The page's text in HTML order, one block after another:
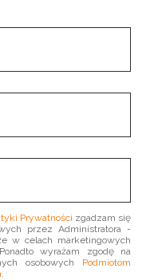
Prywatności zgadzam się
przez Administratora -
w celach marketingowych
wyrażam zgodę na
osobowych Podmiotom